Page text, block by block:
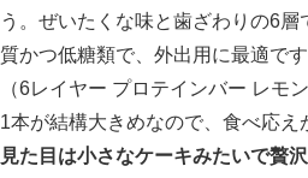
う。ぜいたくな味と歯ざわりの6層
質かつ低糖類で、外出用に最適です
（6レイヤー プロテインバー レモ
1本が結構大きめなので、食べ応え
見た目は小さなケーキみたいで贅